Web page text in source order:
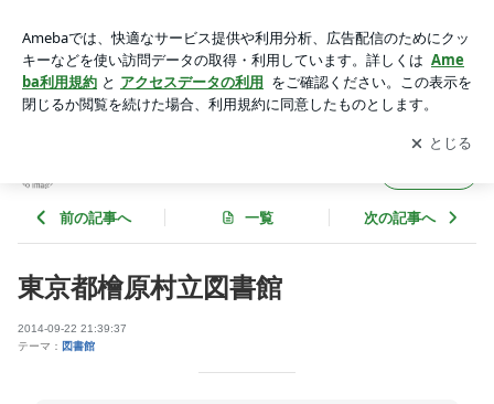
アプリをダウンロードして ブログの更新通知
を受け取りまし
ょう。
開く
前の記事へ 一覧 次の記事へ
東京都檜原村立図書館
2014-09-22 21:39:37
テーマ： 図書館